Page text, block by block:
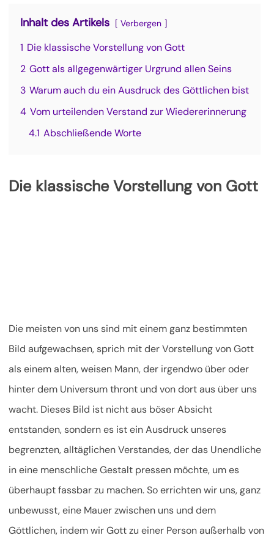
Inhalt des Artikels Verbergen
1 Die klassische Vorstellung von Gott
2 Gott als allgegenwärtiger Urgrund allen Seins
3 Warum auch du ein Ausdruck des Göttlichen bist
4 Vom urteilenden Verstand zur Wiedererinnerung
4.1 Abschließende Worte
Die klassische Vorstellung von Gott
Die meisten von uns sind mit einem ganz bestimmten
Bild aufgewachsen, sprich mit der Vorstellung von Gott
als einem alten, weisen Mann, der irgendwo über oder
hinter dem Universum thront und von dort aus über uns
wacht. Dieses Bild ist nicht aus böser Absicht
entstanden, sondern es ist ein Ausdruck unseres
begrenzten, alltäglichen Verstandes, der das Unendliche
in eine menschliche Gestalt pressen möchte, um es
überhaupt fassbar zu machen. So errichten wir uns, ganz
unbewusst, eine Mauer zwischen uns und dem
Göttlichen, indem wir Gott zu einer Person außerhalb von